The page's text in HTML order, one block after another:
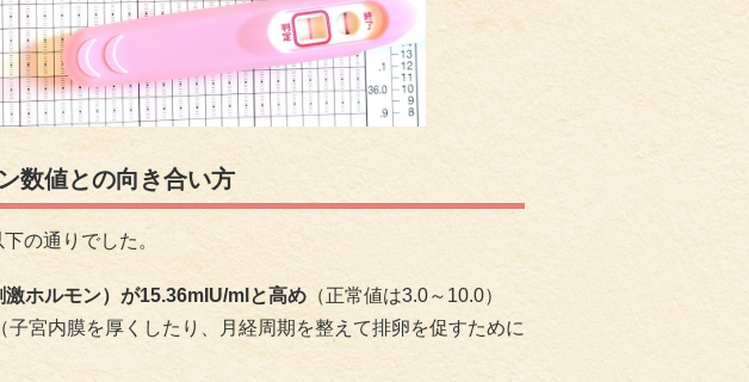
数値との向き合い方
の通りでした。
激ホルモン）が15.36mIU/mlと高め （正常値は3.0～10.0）
子宮内膜を厚くしたり、月経周期を整えて排卵を促すために